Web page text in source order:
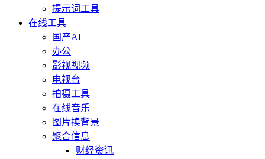
提示词工具
在线工具
国产AI
办公
影视视频
电视台
拍摄工具
在线音乐
图片换背景
聚合信息
财经资讯